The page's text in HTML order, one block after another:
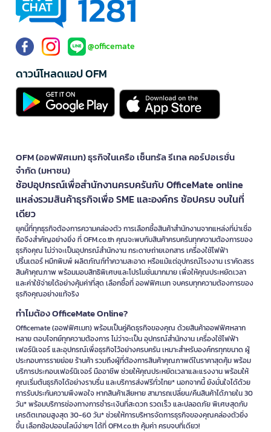
@officemate
ดาวน์โหลดแอป OFM
OFM (ออฟฟิศเมท) ธุรกิจในเครือ เซ็นทรัล รีเทล คอร์ปอเรชั่น
จำกัด (มหาชน)
ช้อปอุปกรณ์เพื่อสำนักงานครบครันกับ OfficeMate online
แหล่งรวมสินค้าธุรกิจเพื่อ SME และองค์กร ช้อปครบ จบในที่
เดียว
ยุคนี้ที่ทุกธุรกิจต้องการความคล่องตัว การเลือกซื้อสินค้าสำนักงานจากแหล่งที่น่าเชื่อ
ถือจึงสำคัญอย่างยิ่ง ที่ OFM.co.th คุณจะพบกับสินค้าครบครันทุกความต้องการของ
ธุรกิจคุณ ไม่ว่าจะเป็นอุปกรณ์สำนักงาน กระดาษถ่ายเอกสาร เครื่องใช้ไฟฟ้า
ปริ้นเตอร์ หมึกพิมพ์ ผลิตภัณฑ์ทำความสะอาด หรือแม้แต่อุปกรณ์โรงงาน เราคัดสรร
สินค้าคุณภาพ พร้อมมอบสิทธิพิเศษและโปรโมชั่นมากมาย เพื่อให้คุณประหยัดเวลา
และค่าใช้จ่ายได้อย่างคุ้มค่าที่สุด เลือกซื้อที่ ออฟฟิศเมท จบครบทุกความต้องการของ
ธุรกิจคุณอย่างแท้จริง
ทำไมต้อง OfficeMate Online?
Officemate (ออฟฟิศเมท) พร้อมเป็นคู่คิดธุรกิจของคุณ ด้วยสินค้าออฟฟิศหลาก
หลาย ตอบโจทย์ทุกความต้องการ ไม่ว่าจะเป็น อุปกรณ์สำนักงาน เครื่องใช้ไฟฟ้า
เฟอร์นิเจอร์ และอุปกรณ์เพื่อธุรกิจไว้อย่างครบครัน เหมาะสำหรับองค์กรทุกขนาด ผู้
ประกอบการรายย่อย ร้านค้า รวมถึงผู้ที่ต้องการสินค้าคุณภาพดีในราคาสุดคุ้ม พร้อม
บริการประกอบเฟอร์นิเจอร์ มืออาชีพ ช่วยให้คุณประหยัดเวลาและแรงงาน พร้อมให้
คุณเริ่มต้นธุรกิจได้อย่างราบรื่น และบริการส่งฟรีทั่วไทย* นอกจากนี้ ยังมั่นใจได้ด้วย
การรับประกันความพึงพอใจ หากสินค้าเสียหาย สามารถเปลี่ยน/คืนสินค้าได้ภายใน 30
วัน* พร้อมบริการช่องทางการชำระเงินที่สะดวก รวดเร็ว และปลอดภัย พิเศษสุดกับ
เครดิตเทอมสูงสุด 30-60 วัน* ช่วยให้การบริหารจัดการธุรกิจของคุณคล่องตัวยิ่ง
ขึ้น เลือกช้อปออนไลน์ง่ายๆ ได้ที่ OFM.co.th คุ้มค่า ครบจบที่เดียว!